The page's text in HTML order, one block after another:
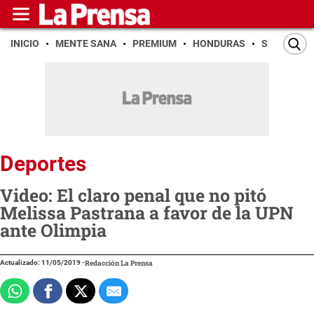
INICIO MENTE SANA PREMIUM HONDURAS SAN PEDRO
Deportes
Video: El claro penal que no pitó
Melissa Pastrana a favor de la UPN
ante Olimpia
Actualizado: 11/05/2019-Redacción La Prensa